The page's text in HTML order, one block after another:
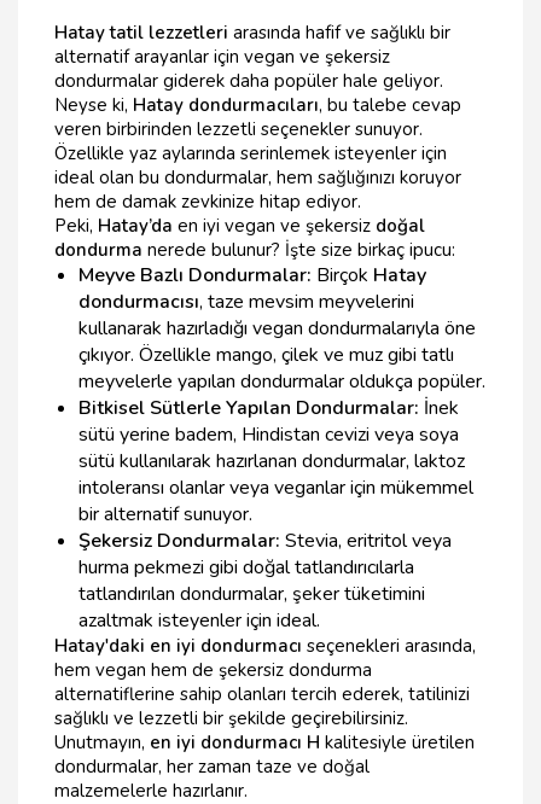
Hatay tatil lezzetleri arasında hafif ve sağlıklı bir
alternatif arayanlar için vegan ve şekersiz
dondurmalar giderek daha popüler hale geliyor.
Neyse ki, Hatay dondurmacıları, bu talebe cevap
veren birbirinden lezzetli seçenekler sunuyor.
Özellikle yaz aylarında serinlemek isteyenler için
ideal olan bu dondurmalar, hem sağlığınızı koruyor
hem de damak zevkinize hitap ediyor.
Peki, Hatay’da en iyi vegan ve şekersiz doğal
dondurma nerede bulunur? İşte size birkaç ipucu:
Meyve Bazlı Dondurmalar: Birçok Hatay
dondurmacısı, taze mevsim meyvelerini
kullanarak hazırladığı vegan dondurmalarıyla öne
çıkıyor. Özellikle mango, çilek ve muz gibi tatlı
meyvelerle yapılan dondurmalar oldukça popüler.
Bitkisel Sütlerle Yapılan Dondurmalar: İnek
sütü yerine badem, Hindistan cevizi veya soya
sütü kullanılarak hazırlanan dondurmalar, laktoz
intoleransı olanlar veya veganlar için mükemmel
bir alternatif sunuyor.
Şekersiz Dondurmalar: Stevia, eritritol veya
hurma pekmezi gibi doğal tatlandırıcılarla
tatlandırılan dondurmalar, şeker tüketimini
azaltmak isteyenler için ideal.
Hatay'daki en iyi dondurmacı seçenekleri arasında,
hem vegan hem de şekersiz dondurma
alternatiflerine sahip olanları tercih ederek, tatilinizi
sağlıklı ve lezzetli bir şekilde geçirebilirsiniz.
Unutmayın, en iyi dondurmacı H kalitesiyle üretilen
dondurmalar, her zaman taze ve doğal
malzemelerle hazırlanır.